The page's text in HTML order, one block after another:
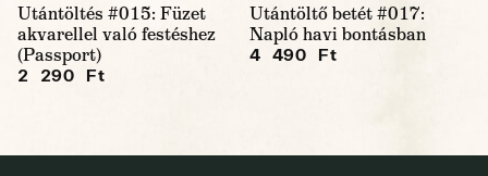
Utántöltés #015: Füzet
akvarellel való festéshez
(Passport)
2 290 Ft
Utántöltő betét #017:
Napló havi bontásban
4 490 Ft